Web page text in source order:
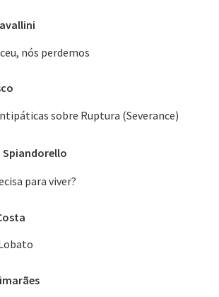
nós perdemos
sobre Ruptura (Severance)
Spiandorello
para viver?